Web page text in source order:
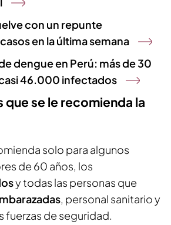
con un repunte
en la última semana
dengue en Perú: más de 30
46.000 infectados
que se le recomienda la
solo para algunos
de 60 años, los
y todas las personas que
, personal sanitario y
fuerzas de seguridad.